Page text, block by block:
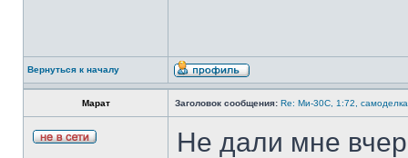
Вернуться к началу
Марат Заголовок сообщения: Re: Ми-30С, 1:72, самоделка
Не дали мне